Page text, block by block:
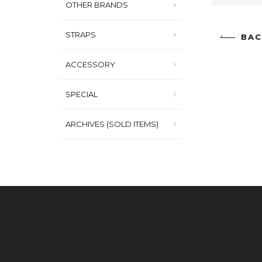
OTHER BRANDS
STRAPS
ACCESSORY
SPECIAL
ARCHIVES (SOLD ITEMS)